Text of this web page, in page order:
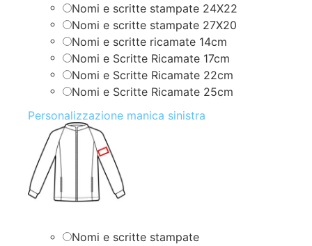
Nomi e scritte stampate 24X22
Nomi e scritte stampate 27X20
Nomi e scritte ricamate 14cm
Nomi e Scritte Ricamate 17cm
Nomi e Scritte Ricamate 22cm
Nomi e Scritte Ricamate 25cm
Personalizzazione manica sinistra
Nomi e scritte stampate